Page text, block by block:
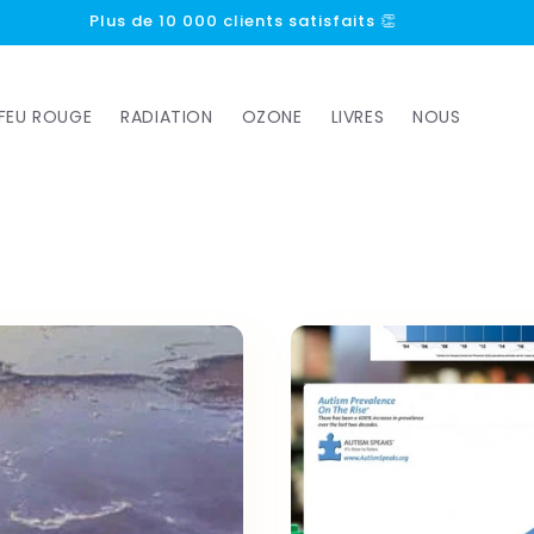
Plus de 10 000 clients satisfaits 👏
ROUGE RADIATION OZONE LIVRES NOUS